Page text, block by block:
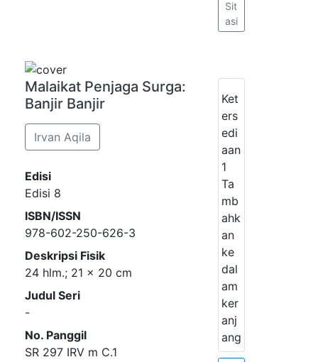
Sit
asi
Malaikat Penjaga Surga:
Banjir Banjir
Irvan Aqila
Edisi
Edisi 8
ISBN/ISSN
978-602-250-626-3
Deskripsi Fisik
24 hlm.; 21 x 20 cm
Judul Seri
-
No. Panggil
SR 297 IRV m C.1
Ket
ers
edi
aan
1
Ta
mb
ahk
an
ke
dal
am
ker
anj
ang